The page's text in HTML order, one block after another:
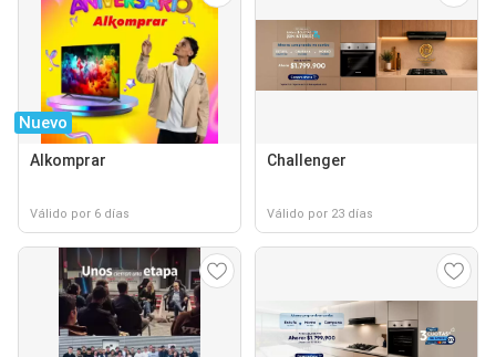
Nuevo
Alkomprar
Válido por 6 días
Challenger
Válido por 23 días